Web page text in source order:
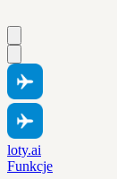
loty.ai
Funkcje